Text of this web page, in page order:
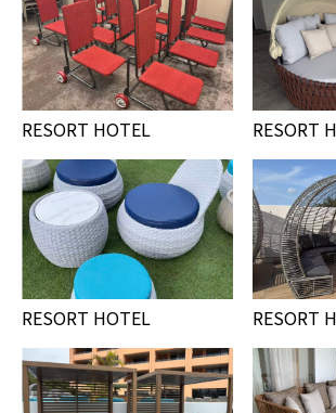
RESORT HOTEL RESORT
RESORT HOTEL RESORT